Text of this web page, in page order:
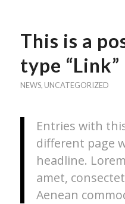
This is a
type “Link”
NEWS, UNCATEGORIZED
Entries with
different page
headline.
amet,
Aenean